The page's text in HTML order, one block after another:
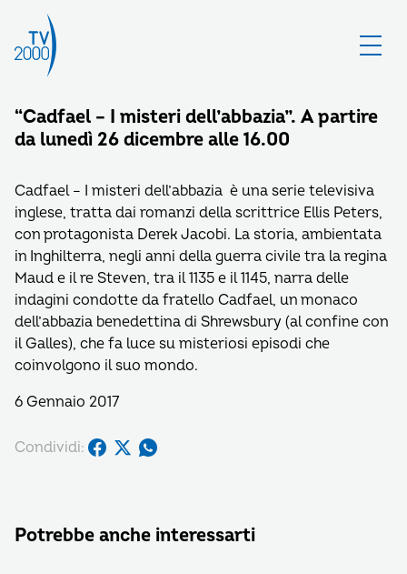
“Cadfael – I misteri dell’abbazia”. A partire
da lunedì 26 dicembre alle 16.00
Cadfael – I misteri dell’abbazia è una serie televisiva
inglese, tratta dai romanzi della scrittrice Ellis Peters,
con protagonista Derek Jacobi. La storia, ambientata
in Inghilterra, negli anni della guerra civile tra la regina
Maud e il re Steven, tra il 1135 e il 1145, narra delle
indagini condotte da fratello Cadfael, un monaco
dell’abbazia benedettina di Shrewsbury (al confine con
il Galles), che fa luce su misteriosi episodi che
coinvolgono il suo mondo.
6 Gennaio 2017
Condividi:
Potrebbe anche interessarti